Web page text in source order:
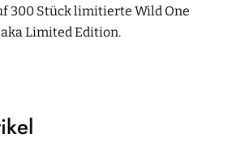
300 Stück limitierte Wild One
Limited Edition.